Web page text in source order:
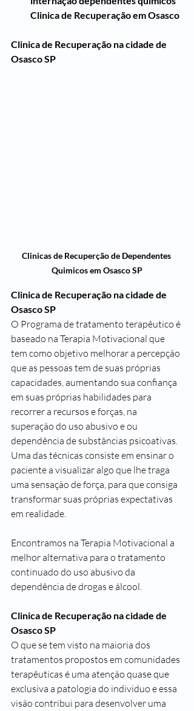
Clinica de Recuperação em Osasco
Clinica de Recuperação na cidade de
Osasco SP
Clinicas de Recuperção de Dependentes
Quimicos em Osasco SP
Clinica de Recuperação na cidade de
Osasco SP
O Programa de tratamento terapêutico é
baseado na Terapia Motivacional que
tem como objetivo melhorar a percepção
que as pessoas tem de suas próprias
capacidades, aumentando sua confiança
em suas próprias habilidades para
recorrer a recursos e forças, na
superação do uso abusivo e ou
dependência de substâncias psicoativas.
Uma das técnicas consiste em ensinar o
paciente a visualizar algo que lhe traga
uma sensação de força, para que consiga
transformar suas próprias expectativas
em realidade.
Encontramos na Terapia Motivacional a
melhor alternativa para o tratamento
continuado do uso abusivo da
dependência de drogas e álcool.
Clinica de Recuperação na cidade de
Osasco SP
O que se tem visto na maioria dos
tratamentos propostos em comunidades
terapêuticas é uma atenção quase que
exclusiva a patologia do individuo e essa
visão contribui para desenvolver uma